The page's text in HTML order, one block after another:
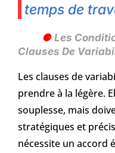
temps de
Les
Clauses De
Les clauses de
prendre à la légère.
souplesse, mais
stratégiques et
nécessite un accord